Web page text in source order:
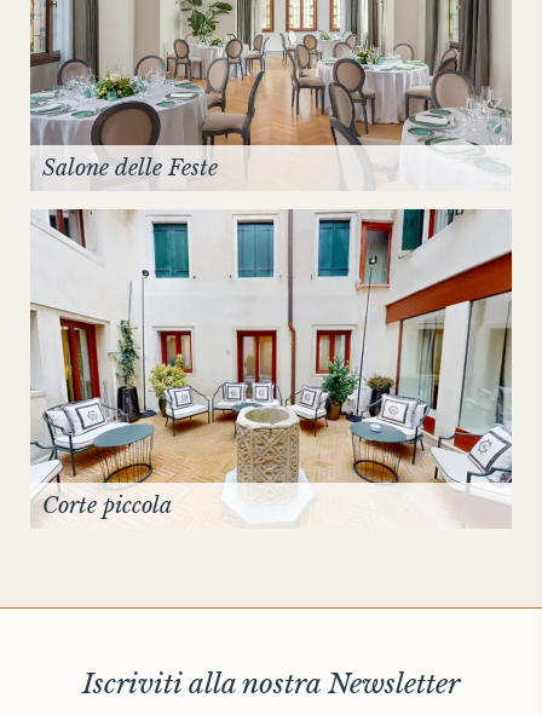
Salone delle Feste
Corte piccola
Iscriviti alla nostra Newsletter